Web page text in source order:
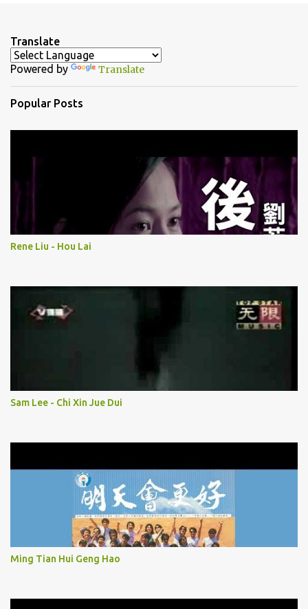
t
s
Translate
Powered by Translate
Popular Posts
Rene Liu - Hou Lai
Sam Lee - Chi Xin Jue Dui
Ming Tian Hui Geng Hao